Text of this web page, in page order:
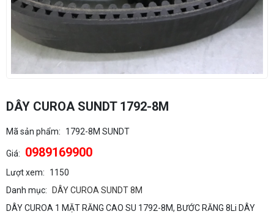
DÂY CUROA SUNDT 1792-8M
Mã sản phẩm: 1792-8M SUNDT
Giá: 0989169900
Lượt xem:
1150
Danh mục:
DÂY CUROA SUNDT 8M
DÂY CUROA 1 MẶT RĂNG CAO SU 1792-8M, BƯỚC RĂNG 8Li DÂY